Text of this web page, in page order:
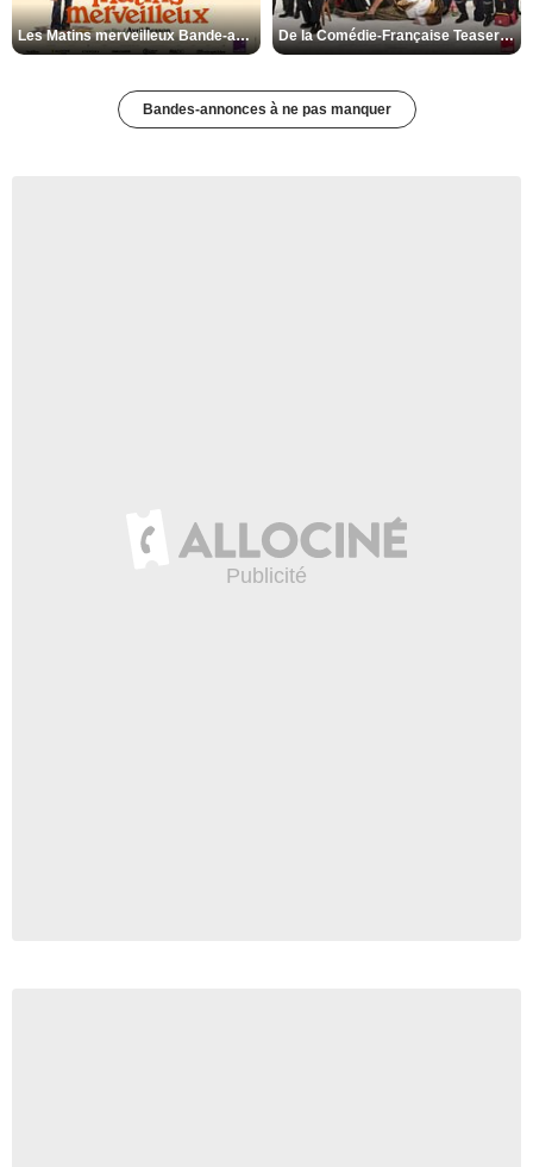
Les Matins merveilleux Bande-annonce VF De la Comédie-Française Teaser VF
Bandes-annonces à ne pas manquer